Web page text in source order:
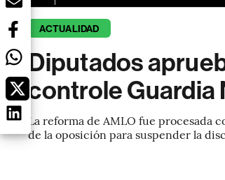
ACTUALIDAD
Diputados
controle Guardia
La reforma de AMLO fue procesada
de la oposición para suspender la